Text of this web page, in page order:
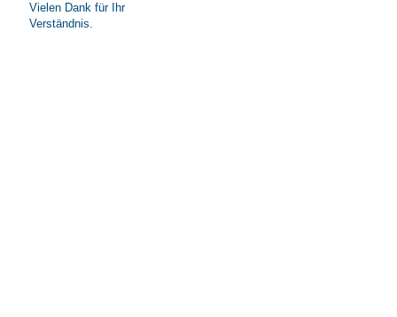
Vielen Dank für Ihr
Verständnis.